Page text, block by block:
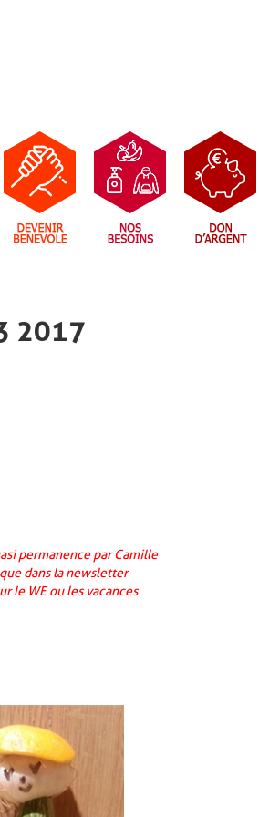
2017
permanence par Camille
dans la newsletter
le WE ou les vacances